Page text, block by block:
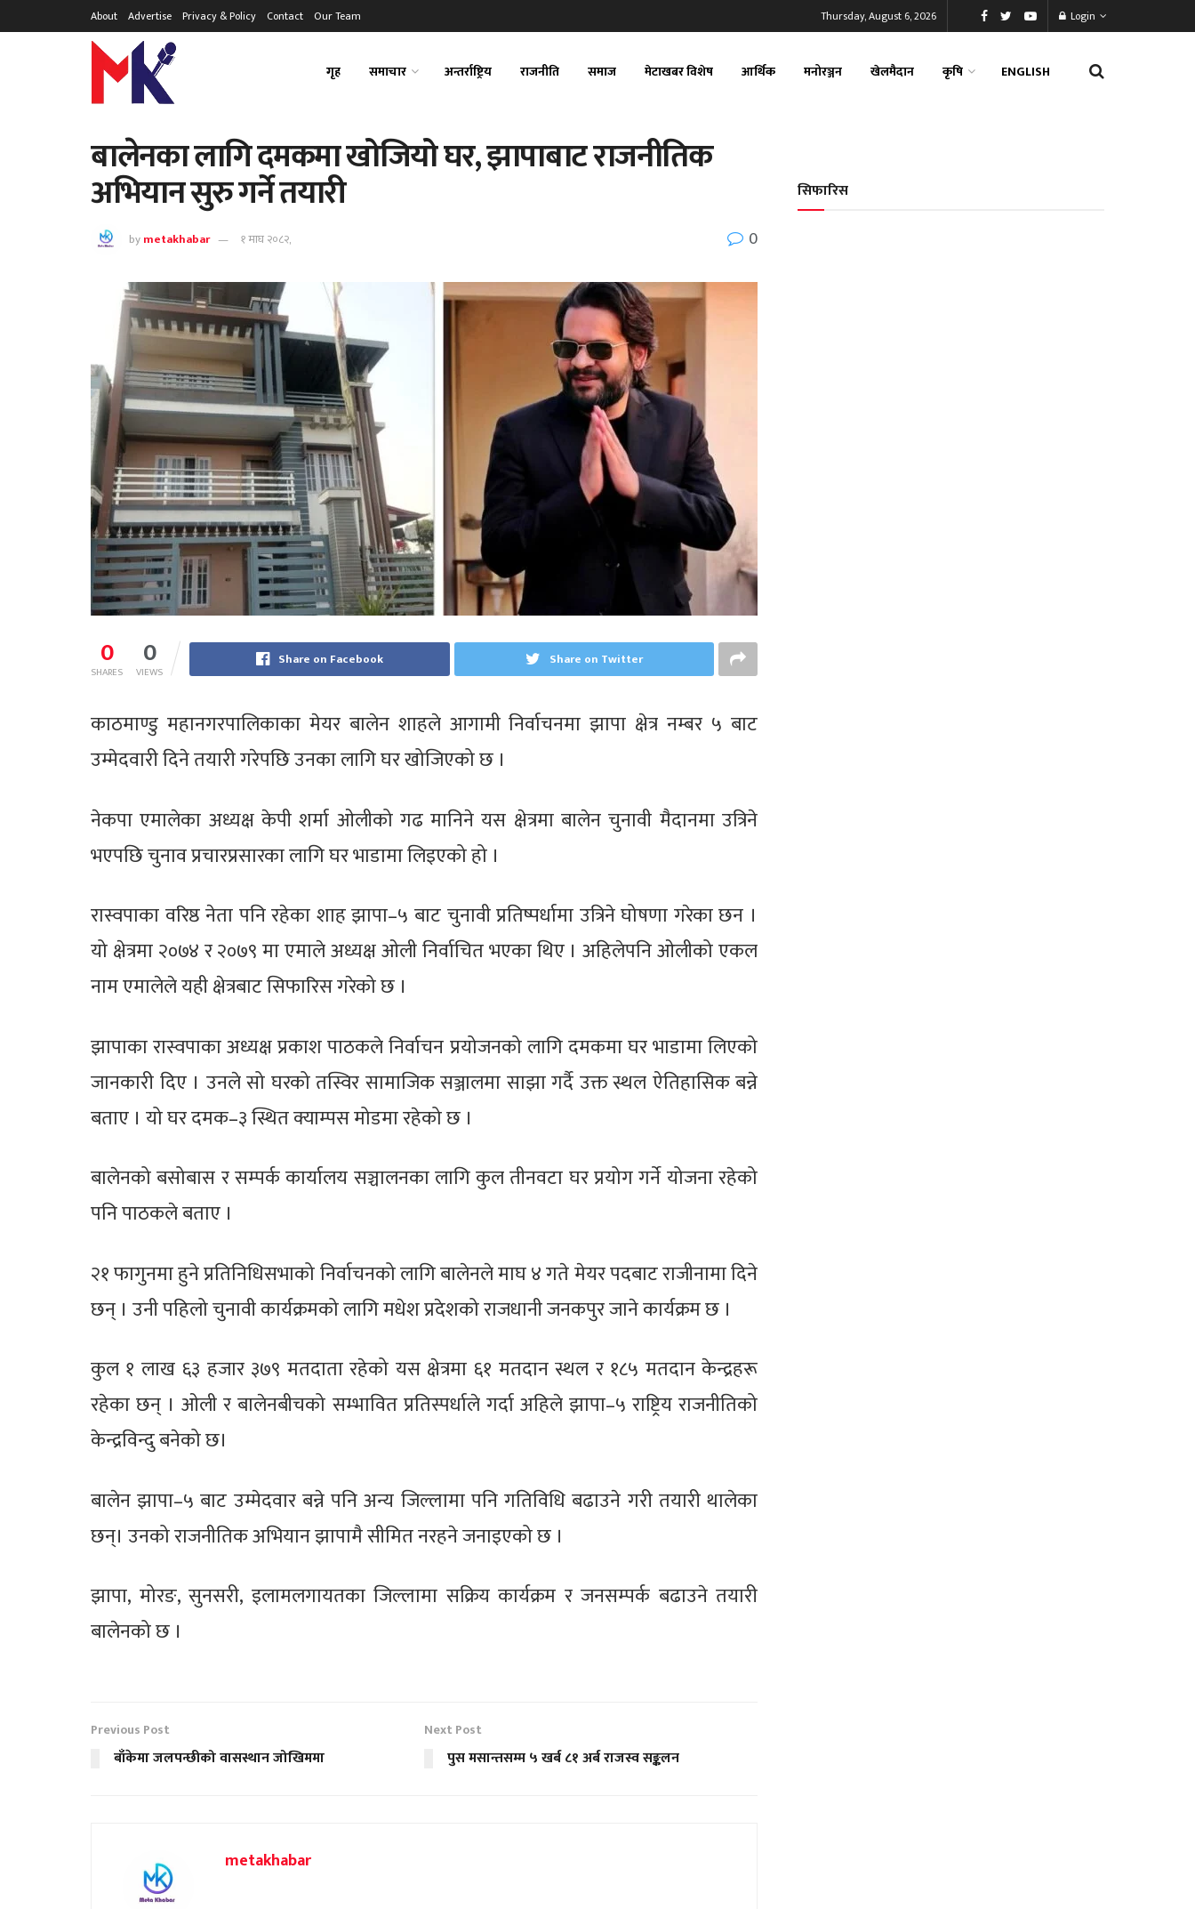
About Advertise Privacy & Policy Contact Our Team Thursday, August 6, 2026 Login
गृह समाचार अन्तर्राष्ट्रिय राजनीति समाज मेटाखबर विशेष आर्थिक मनोरञ्जन खेलमैदान कृषि ENGLISH
बालेनका लागि दमकमा खोजियो घर, झापाबाट राजनीतिक
अभियान सुरु गर्ने तयारी
bymetakhabar १ माघ २०८२, 0
0
SHARES 0
VIEWS
Share on Facebook Share on Twitter
काठमाण्डु महानगरपालिकाका मेयर बालेन शाहले आगामी निर्वाचनमा झापा क्षेत्र नम्बर ५ बाट
उम्मेदवारी दिने तयारी गरेपछि उनका लागि घर खोजिएको छ ।
नेकपा एमालेका अध्यक्ष केपी शर्मा ओलीको गढ मानिने यस क्षेत्रमा बालेन चुनावी मैदानमा उत्रिने
भएपछि चुनाव प्रचारप्रसारका लागि घर भाडामा लिइएको हो ।
रास्वपाका वरिष्ठ नेता पनि रहेका शाह झापा–५ बाट चुनावी प्रतिष्पर्धामा उत्रिने घोषणा गरेका छन ।
यो क्षेत्रमा २०७४ र २०७९ मा एमाले अध्यक्ष ओली निर्वाचित भएका थिए । अहिलेपनि ओलीको एकल
नाम एमालेले यही क्षेत्रबाट सिफारिस गरेको छ ।
झापाका रास्वपाका अध्यक्ष प्रकाश पाठकले निर्वाचन प्रयोजनको लागि दमकमा घर भाडामा लिएको
जानकारी दिए । उनले सो घरको तस्विर सामाजिक सञ्जालमा साझा गर्दै उक्त स्थल ऐतिहासिक बन्ने
बताए । यो घर दमक–३ स्थित क्याम्पस मोडमा रहेको छ ।
बालेनको बसोबास र सम्पर्क कार्यालय सञ्चालनका लागि कुल तीनवटा घर प्रयोग गर्ने योजना रहेको
पनि पाठकले बताए ।
२१ फागुनमा हुने प्रतिनिधिसभाको निर्वाचनको लागि बालेनले माघ ४ गते मेयर पदबाट राजीनामा दिने
छन् । उनी पहिलो चुनावी कार्यक्रमको लागि मधेश प्रदेशको राजधानी जनकपुर जाने कार्यक्रम छ ।
कुल १ लाख ६३ हजार ३७९ मतदाता रहेको यस क्षेत्रमा ६१ मतदान स्थल र १८५ मतदान केन्द्रहरू
रहेका छन् । ओली र बालेनबीचको सम्भावित प्रतिस्पर्धाले गर्दा अहिले झापा–५ राष्ट्रिय राजनीतिको
केन्द्रविन्दु बनेको छ।
बालेन झापा–५ बाट उम्मेदवार बन्ने पनि अन्य जिल्लामा पनि गतिविधि बढाउने गरी तयारी थालेका
छन्। उनको राजनीतिक अभियान झापामै सीमित नरहने जनाइएको छ ।
झापा, मोरङ, सुनसरी, इलामलगायतका जिल्लामा सक्रिय कार्यक्रम र जनसम्पर्क बढाउने तयारी
बालेनको छ ।
Previous Post
बाँकेमा जलपन्छीको वासस्थान जोखिममा
Next Post
पुस मसान्तसम्म ५ खर्ब ८१ अर्ब राजस्व सङ्कलन
metakhabar
सिफारिस